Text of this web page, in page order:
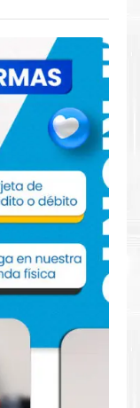
para adquirir tus
días. Escríbenos o
perfecta para tu
para impresoras
NFC.
HP